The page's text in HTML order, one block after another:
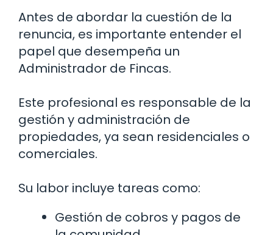
Antes de abordar la cuestión de la
renuncia, es importante entender el
papel que desempeña un
Administrador de Fincas.
Este profesional es responsable de la
gestión y administración de
propiedades, ya sean residenciales o
comerciales.
Su labor incluye tareas como:
Gestión de cobros y pagos de